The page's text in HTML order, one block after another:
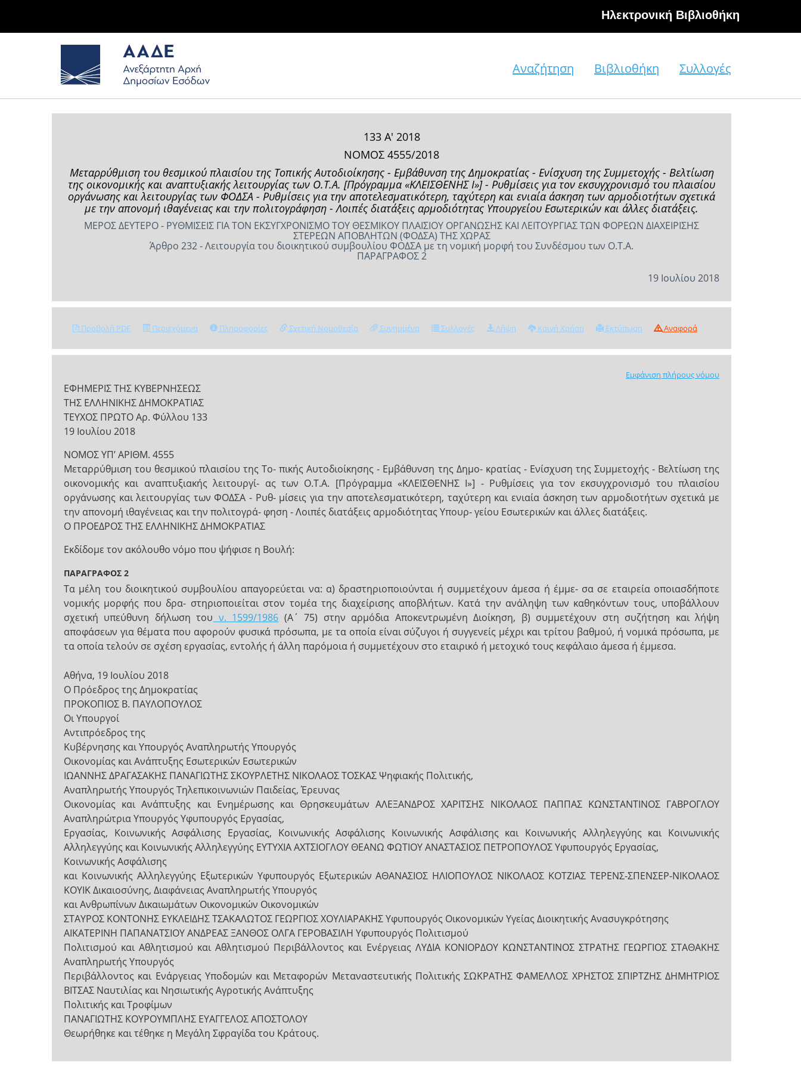
Hλεκτρονική Βιβλιοθήκη
Αναζήτηση Βιβλιοθήκη Συλλογές
133 Α' 2018
ΝΟΜΟΣ 4555/2018
Μεταρρύθμιση του θεσμικού πλαισίου της Τοπικής Αυτοδιοίκησης - Εμβάθυνση της Δημοκρατίας - Ενίσχυση της Συμμετοχής - Βελτίωση
της οικονομικής και αναπτυξιακής λειτουργίας των Ο.Τ.Α. [Πρόγραμμα «ΚΛΕΙΣΘΕΝΗΣ Ι»] - Ρυθμίσεις για τον εκσυγχρονισμό του πλαισίου
οργάνωσης και λειτουργίας των ΦΟΔΣΑ - Ρυθμίσεις για την αποτελεσματικότερη, ταχύτερη και ενιαία άσκηση των αρμοδιοτήτων σχετικά
με την απονομή ιθαγένειας και την πολιτογράφηση - Λοιπές διατάξεις αρμοδιότητας Υπουργείου Εσωτερικών και άλλες διατάξεις.
ΜΕΡΟΣ ΔΕΥΤΕΡΟ - ΡΥΘΜΙΣΕΙΣ ΓΙΑ ΤΟΝ ΕΚΣΥΓΧΡΟΝΙΣΜΟ ΤΟΥ ΘΕΣΜΙΚΟΥ ΠΛΑΙΣΙΟΥ ΟΡΓΑΝΩΣΗΣ ΚΑΙ ΛΕΙΤΟΥΡΓΙΑΣ ΤΩΝ ΦΟΡΕΩΝ ΔΙΑΧΕΙΡΙΣΗΣ
ΣΤΕΡΕΩΝ ΑΠΟΒΛΗΤΩΝ (ΦΟΔΣΑ) ΤΗΣ ΧΩΡΑΣ
Άρθρο 232 - Λειτουργία του διοικητικού συμβουλίου ΦΟΔΣΑ με τη νομική μορφή του Συνδέσμου των Ο.Τ.Α.
ΠΑΡΑΓΡΑΦΟΣ 2
19 Ιουλίου 2018
Προβολή PDF Περιεχόμενα Πληροφορίες Σχετική Νομοθεσία Συνημμένα Συλλογές Λήψη Κοινή Χρήση Εκτύπωση Αναφορά
Εμφάνιση πλήρους νόμου
ΕΦΗΜΕΡΙΣ ΤΗΣ ΚΥΒΕΡΝΗΣΕΩΣ
ΤΗΣ ΕΛΛΗΝΙΚΗΣ ΔΗΜΟΚΡΑΤΙΑΣ
ΤΕΥΧΟΣ ΠΡΩΤΟ Αρ. Φύλλου 133
19 Ιουλίου 2018
NOMOΣ ΥΠ’ ΑΡΙΘΜ. 4555
Μεταρρύθμιση του θεσμικού πλαισίου της Το- πικής Αυτοδιοίκησης - Εμβάθυνση της Δημο- κρατίας - Ενίσχυση της Συμμετοχής - Βελτίωση της
οικονομικής και αναπτυξιακής λειτουργί- ας των Ο.Τ.Α. [Πρόγραμμα «ΚΛΕΙΣΘΕΝΗΣ Ι»] - Ρυθμίσεις για τον εκσυγχρονισμό του πλαισίου
οργάνωσης και λειτουργίας των ΦΟΔΣΑ - Ρυθ- μίσεις για την αποτελεσματικότερη, ταχύτερη και ενιαία άσκηση των αρμοδιοτήτων σχετικά με
την απονομή ιθαγένειας και την πολιτογρά- φηση - Λοιπές διατάξεις αρμοδιότητας Υπουρ- γείου Εσωτερικών και άλλες διατάξεις.
Ο ΠΡΟΕΔΡΟΣ ΤΗΣ ΕΛΛΗΝΙΚΗΣ ΔΗΜΟΚΡΑΤΙΑΣ
Εκδίδομε τον ακόλουθο νόμο που ψήφισε η Βουλή:
ΠΑΡΑΓΡΑΦΟΣ 2
Τα μέλη του διοικητικού συμβουλίου απαγορεύεται να: α) δραστηριοποιούνται ή συμμετέχουν άμεσα ή έμμε- σα σε εταιρεία οποιασδήποτε
νομικής μορφής που δρα- στηριοποιείται στον τομέα της διαχείρισης αποβλήτων. Κατά την ανάληψη των καθηκόντων τους, υποβάλλουν
σχετική υπεύθυνη δήλωση του ν. 1599/1986 (Α΄ 75) στην αρμόδια Αποκεντρωμένη Διοίκηση, β) συμμετέχουν στη συζήτηση και λήψη
αποφάσεων για θέματα που αφορούν φυσικά πρόσωπα, με τα οποία είναι σύζυγοι ή συγγενείς μέχρι και τρίτου βαθμού, ή νομικά πρόσωπα, με
τα οποία τελούν σε σχέση εργασίας, εντολής ή άλλη παρόμοια ή συμμετέχουν στο εταιρικό ή μετοχικό τους κεφάλαιο άμεσα ή έμμεσα.
Αθήνα, 19 Ιουλίου 2018
Ο Πρόεδρος της Δημοκρατίας
ΠΡΟΚΟΠΙΟΣ Β. ΠΑΥΛΟΠΟΥΛΟΣ
Οι Υπουργοί
Αντιπρόεδρος της
Κυβέρνησης και Υπουργός Αναπληρωτής Υπουργός
Οικονομίας και Ανάπτυξης Εσωτερικών Εσωτερικών
ΙΩΑΝΝΗΣ ΔΡΑΓΑΣΑΚΗΣ ΠΑΝΑΓΙΩΤΗΣ ΣΚΟΥΡΛΕΤΗΣ ΝΙΚΟΛΑΟΣ ΤΟΣΚΑΣ Ψηφιακής Πολιτικής,
Αναπληρωτής Υπουργός Τηλεπικοινωνιών Παιδείας, Έρευνας
Οικονομίας και Ανάπτυξης και Ενημέρωσης και Θρησκευμάτων ΑΛΕΞΑΝΔΡΟΣ ΧΑΡΙΤΣΗΣ ΝΙΚΟΛΑΟΣ ΠΑΠΠΑΣ ΚΩΝΣΤΑΝΤΙΝΟΣ ΓΑΒΡΟΓΛΟΥ
Αναπληρώτρια Υπουργός Υφυπουργός Εργασίας,
Εργασίας, Κοινωνικής Ασφάλισης Εργασίας, Κοινωνικής Ασφάλισης Κοινωνικής Ασφάλισης και Κοινωνικής Αλληλεγγύης και Κοινωνικής
Αλληλεγγύης και Κοινωνικής Αλληλεγγύης ΕΥΤΥΧΙΑ ΑΧΤΣΙΟΓΛΟΥ ΘΕΑΝΩ ΦΩΤΙΟΥ ΑΝΑΣΤΑΣΙΟΣ ΠΕΤΡΟΠΟΥΛΟΣ Υφυπουργός Εργασίας,
Κοινωνικής Ασφάλισης
και Κοινωνικής Αλληλεγγύης Εξωτερικών Υφυπουργός Εξωτερικών ΑΘΑΝΑΣΙΟΣ ΗΛΙΟΠΟΥΛΟΣ ΝΙΚΟΛΑΟΣ ΚΟΤΖΙΑΣ ΤΕΡΕΝΣ-ΣΠΕΝΣΕΡ-ΝΙΚΟΛΑΟΣ
ΚΟΥΙΚ Δικαιοσύνης, Διαφάνειας Αναπληρωτής Υπουργός
και Ανθρωπίνων Δικαιωμάτων Οικονομικών Οικονομικών
ΣΤΑΥΡΟΣ ΚΟΝΤΟΝΗΣ ΕΥΚΛΕΙΔΗΣ ΤΣΑΚΑΛΩΤΟΣ ΓΕΩΡΓΙΟΣ ΧΟΥΛΙΑΡΑΚΗΣ Υφυπουργός Οικονομικών Υγείας Διοικητικής Ανασυγκρότησης
ΑΙΚΑΤΕΡΙΝΗ ΠΑΠΑΝΑΤΣΙΟΥ ΑΝΔΡΕΑΣ ΞΑΝΘΟΣ ΟΛΓΑ ΓΕΡΟΒΑΣΙΛΗ Υφυπουργός Πολιτισμού
Πολιτισμού και Αθλητισμού και Αθλητισμού Περιβάλλοντος και Ενέργειας ΛΥΔΙΑ ΚΟΝΙΟΡΔΟΥ ΚΩΝΣΤΑΝΤΙΝΟΣ ΣΤΡΑΤΗΣ ΓΕΩΡΓΙΟΣ ΣΤΑΘΑΚΗΣ
Αναπληρωτής Υπουργός
Περιβάλλοντος και Ενάργειας Υποδομών και Μεταφορών Μεταναστευτικής Πολιτικής ΣΩΚΡΑΤΗΣ ΦΑΜΕΛΛΟΣ ΧΡΗΣΤΟΣ ΣΠΙΡΤΖΗΣ ΔΗΜΗΤΡΙΟΣ
ΒΙΤΣΑΣ Ναυτιλίας και Νησιωτικής Αγροτικής Ανάπτυξης
Πολιτικής και Τροφίμων
ΠΑΝΑΓΙΩΤΗΣ ΚΟΥΡΟΥΜΠΛΗΣ ΕΥΑΓΓΕΛΟΣ ΑΠΟΣΤΟΛΟΥ
Θεωρήθηκε και τέθηκε η Μεγάλη Σφραγίδα του Κράτους.